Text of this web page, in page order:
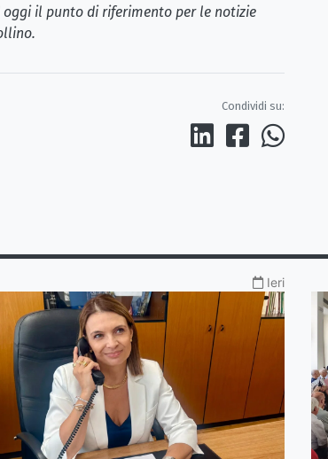
il punto di riferimento per le notizie
Condividi su:
Ieri